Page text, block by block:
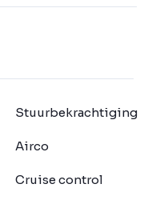
Stuurbekrachtiging
Airco
Cruise control